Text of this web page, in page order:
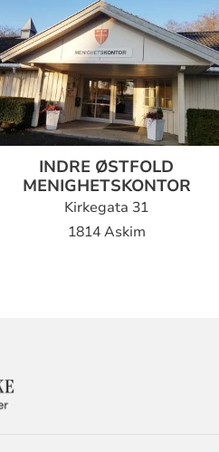
INDRE ØSTFOLD
MENIGHETSKONTOR
Kirkegata 31
1814 Askim
KONTAKTINFORMASJON